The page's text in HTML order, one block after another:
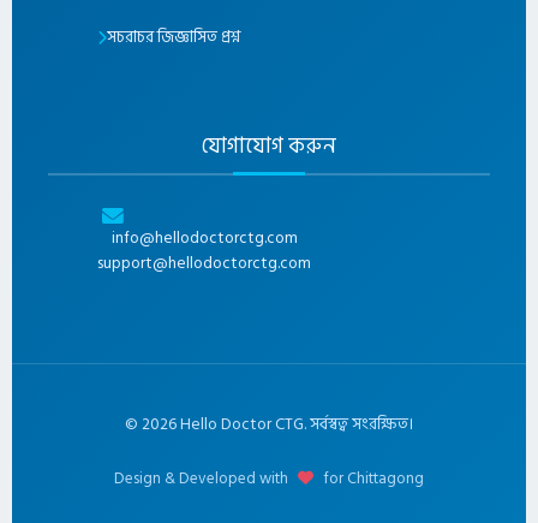
সচরাচর জিজ্ঞাসিত প্রশ্ন
যোগাযোগ করুন
info@hellodoctorctg.com
support@hellodoctorctg.com
©2026Hello Doctor CTG. সর্বস্বত্ব সংরক্ষিত।
Design & Developed with for Chittagong